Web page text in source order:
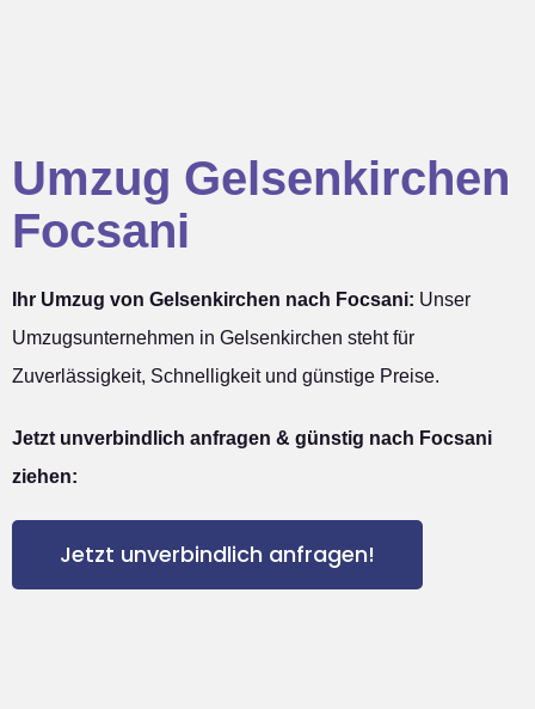
Umzug Gelsenkirchen
Focsani
Ihr Umzug von Gelsenkirchen nach Focsani: Unser
Umzugsunternehmen in Gelsenkirchen steht für
Zuverlässigkeit, Schnelligkeit und günstige Preise.
Jetzt unverbindlich anfragen & günstig nach Focsani
ziehen:
Jetzt unverbindlich anfragen!